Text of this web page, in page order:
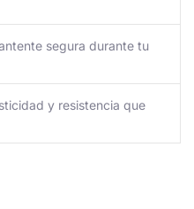
segura durante tu
y resistencia que